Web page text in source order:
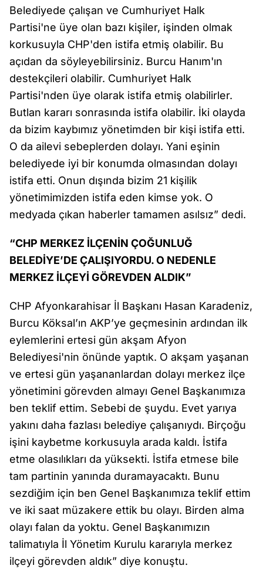
Belediyede çalışan ve Cumhuriyet Halk
Partisi'ne üye olan bazı kişiler, işinden olmak
korkusuyla CHP'den istifa etmiş olabilir. Bu
açıdan da söyleyebilirsiniz. Burcu Hanım'ın
destekçileri olabilir. Cumhuriyet Halk
Partisi'nden üye olarak istifa etmiş olabilirler.
Butlan kararı sonrasında istifa olabilir. İki olayda
da bizim kaybımız yönetimden bir kişi istifa etti.
O da ailevi sebeplerden dolayı. Yani eşinin
belediyede iyi bir konumda olmasından dolayı
istifa etti. Onun dışında bizim 21 kişilik
yönetimimizden istifa eden kimse yok. O
medyada çıkan haberler tamamen asılsız” dedi.
“CHP MERKEZ İLÇENİN ÇOĞUNLUĞ
BELEDİYE’DE ÇALIŞIYORDU. O NEDENLE
MERKEZ İLÇEYİ GÖREVDEN ALDIK”
CHP Afyonkarahisar İl Başkanı Hasan Karadeniz,
Burcu Köksal’ın AKP’ye geçmesinin ardından ilk
eylemlerini ertesi gün akşam Afyon
Belediyesi'nin önünde yaptık. O akşam yaşanan
ve ertesi gün yaşananlardan dolayı merkez ilçe
yönetimini görevden almayı Genel Başkanımıza
ben teklif ettim. Sebebi de şuydu. Evet yarıya
yakını daha fazlası belediye çalışanıydı. Birçoğu
işini kaybetme korkusuyla arada kaldı. İstifa
etme olasılıkları da yüksekti. İstifa etmese bile
tam partinin yanında duramayacaktı. Bunu
sezdiğim için ben Genel Başkanımıza teklif ettim
ve iki saat müzakere ettik bu olayı. Birden alma
olayı falan da yoktu. Genel Başkanımızın
talimatıyla İl Yönetim Kurulu kararıyla merkez
ilçeyi görevden aldık” diye konuştu.